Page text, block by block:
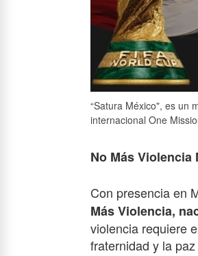
“Satura México", es un
internacional One
No Más Violencia
Con presencia en
Más Violencia,
violencia requiere
fraternidad y la